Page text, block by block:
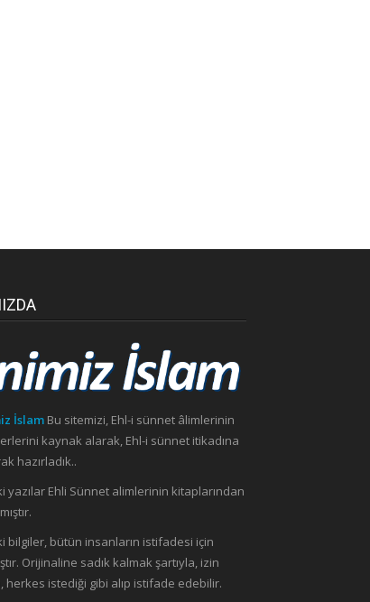
İslam Bu sitemizi, Ehl-i sünnet âlimlerinin
kaynak alarak, Ehl-i sünnet itikadına
hazırladık..
yazılar Ehli Sünnet alimlerinin kitaplarından
bilgiler, bütün insanların istifadesi için
Orijinaline sadık kalmak şartıyla, izin
herkes istediği gibi alıp istifade edebilir.